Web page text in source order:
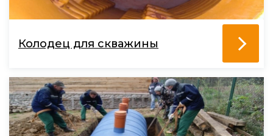
Колодец для скважины